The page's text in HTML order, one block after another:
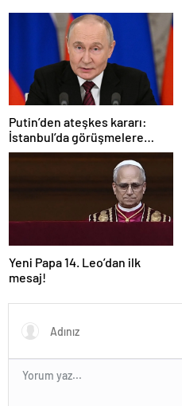
Putin’den ateşkes kararı:
İstanbul’da görüşmelere
başlamayı öneriyoruz
Yeni Papa 14. Leo’dan ilk
mesaj!